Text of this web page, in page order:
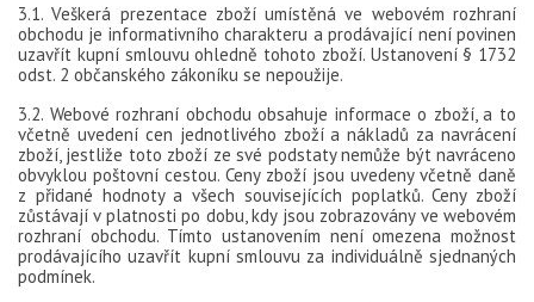
3.1. Veškerá prezentace zboží umístěná ve webovém rozhraní
obchodu je informativního charakteru a prodávající není povinen
uzavřít kupní smlouvu ohledně tohoto zboží. Ustanovení § 1732
odst. 2 občanského zákoníku se nepoužije.
3.2. Webové rozhraní obchodu obsahuje informace o zboží, a to
včetně uvedení cen jednotlivého zboží a nákladů za navrácení
zboží, jestliže toto zboží ze své podstaty nemůže být navráceno
obvyklou poštovní cestou. Ceny zboží jsou uvedeny včetně daně
z přidané hodnoty a všech souvisejících poplatků. Ceny zboží
zůstávají v platnosti po dobu, kdy jsou zobrazovány ve webovém
rozhraní obchodu. Tímto ustanovením není omezena možnost
prodávajícího uzavřít kupní smlouvu za individuálně sjednaných
podmínek.